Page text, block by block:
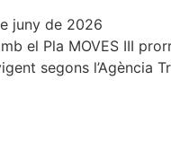
juny de 2026
el Pla MOVES III
segons l’Agència